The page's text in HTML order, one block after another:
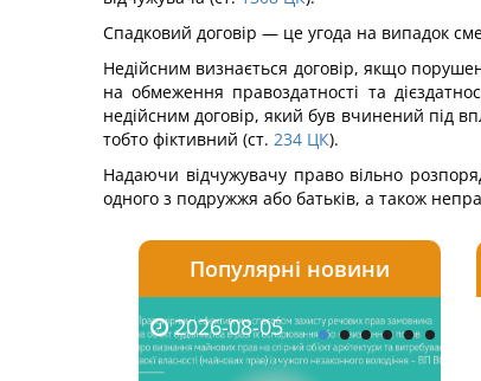
Спадковий договір — це угода на випадок
Недійсним визнається договір, якщо
на обмеження правоздатності та
недійсним договір, який був вчинений під
тобто фіктивний (ст. 234 ЦК).
Надаючи відчужувачу право вільно
одного з подружжя або батьків, а також
Популярні новини
2026-08-05
2026-08-03